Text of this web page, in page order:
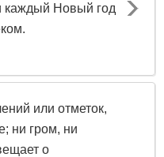
каждый Новый год
или отметок,
ни гром, ни
о